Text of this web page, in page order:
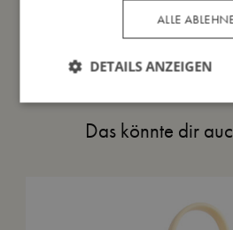
Das könnte dir
ALLE
DETAILS ANZEIGEN